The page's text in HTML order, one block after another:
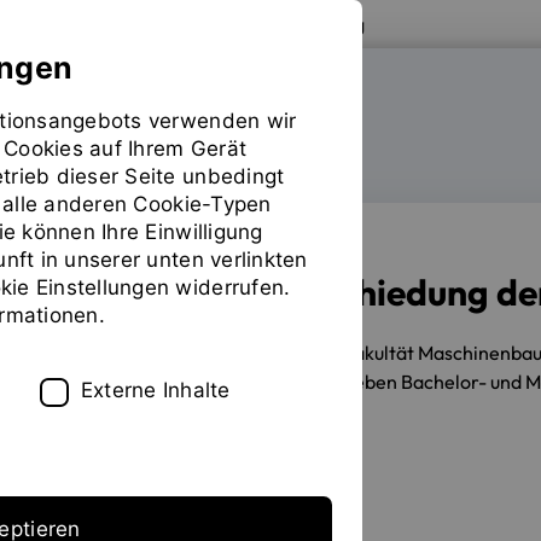
Zur Website der OTH Regensburg
FAKULTÄT MASCHINENBAU
Festliche Verabschiedung
Feierlich entließ die Fakultät
Wintersemester 2018/2019 aus sieben Bachelor- und
Daniela Stang
verwenden wir
auf Ihrem Gerät
dieser Seite unbedingt
anderen Cookie-Typen
können Ihre Einwilligung
in unserer unten verlinkten
Einstellungen widerrufen.
Externe Inhalte